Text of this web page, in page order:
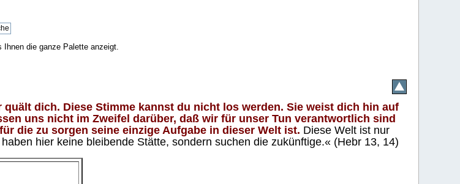
die ganze Palette anzeigt.
dich. Diese Stimme kannst du nicht los werden. Sie weist dich hin auf
uns nicht im Zweifel darüber, daß wir für unser Tun verantwortlich sind
die zu sorgen seine einzige Aufgabe in dieser Welt ist. Diese Welt ist nur
hier keine bleibende Stätte, sondern suchen die zukünftige.« (Hebr 13, 14)